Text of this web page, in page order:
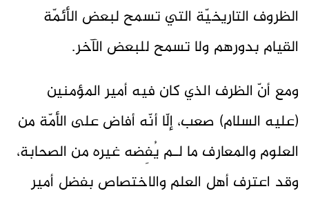
الظروف التاريخيّة التي تسمح لبعض الأئمّة
القيام بدورهم ولا تسمح للبعض الآخر.
ومع أنّ الظرف الذي كان فيه أمير المؤمنين
(عليه السلام) صعب، إلّا أنّه أفاض على الأمّة من
العلوم والمعارف ما لـم يُفِضه غيره من الصحابة،
وقد اعترف أهل العلم والاختصاص بفضل أمير